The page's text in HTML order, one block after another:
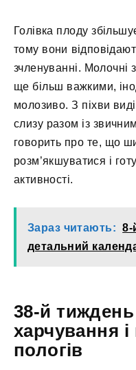
Голівка плоду
тому вони
зчленуванні. Молочні
ще більш важкими,
молозиво. З піхви
слизу разом із
говорить про те, що
розм’якшуватися і
активності.
Зараз читають: 8-
детальний
38-й тиждень
харчування і
пологів